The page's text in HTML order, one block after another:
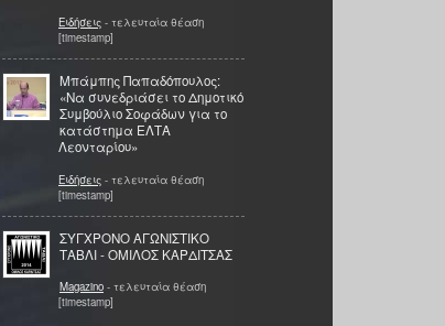
Ειδήσεις - τελευταία θέαση
[timestamp]
Μπάμπης Παπαδόπουλος:
«Να συνεδριάσει το Δημοτικό
Συμβούλιο Σοφάδων για το
κατάστημα ΕΛΤΑ
Λεονταρίου»
Ειδήσεις - τελευταία θέαση
[timestamp]
ΣΥΓΧΡΟΝΟ ΑΓΩΝΙΣΤΙΚΟ
ΤΑΒΛΙ - ΟΜΙΛΟΣ ΚΑΡΔΙΤΣΑΣ
Magazino - τελευταία θέαση
[timestamp]